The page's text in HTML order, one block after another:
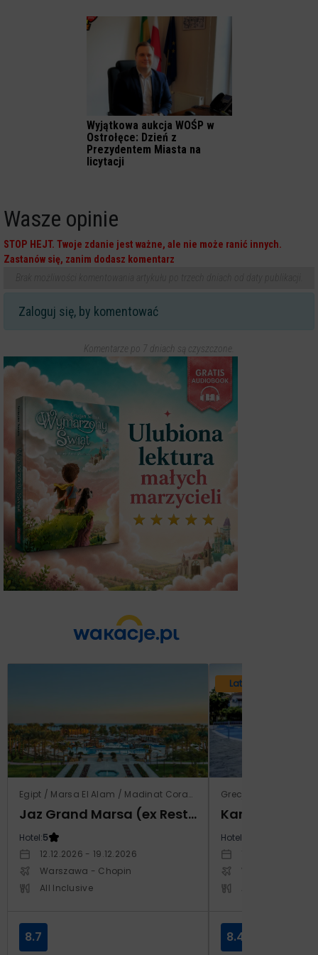
Wyjątkowa aukcja WOŚP w
Ostrołęce: Dzień z
Prezydentem Miasta na
licytacji
Wasze opinie
STOP HEJT. Twoje zdanie jest ważne, ale nie może ranić innych.
Zastanów się, zanim dodasz komentarz
Zaloguj się, by komentować
Komentarze po 7 dniach są czyszczone.
Egipt / Marsa El Alam / Madinat Coraya
Jaz Grand Marsa (ex Resta Grand Resort)
Hotel:5
12.12.2026 - 19.12.2026
Warszawa - Chopin
All Inclusive
8.7
Lato 2026
Grecja / Samos /
Kampos
Hotel:
Warszawa -
8.4